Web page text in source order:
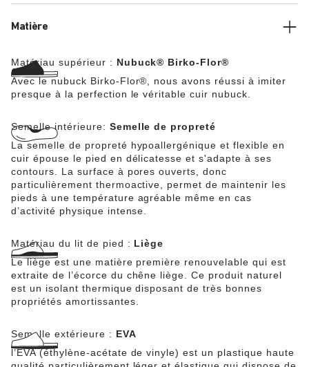
Matière
Matériau supérieur : Nubuck® Birko-Flor®
Avec le nubuck Birko-Flor®, nous avons réussi à imiter
presque à la perfection le véritable cuir nubuck.
Semelle intérieure: Semelle de propreté
La semelle de propreté hypoallergénique et flexible en
cuir épouse le pied en délicatesse et s'adapte à ses
contours. La surface à pores ouverts, donc
particulièrement thermoactive, permet de maintenir les
pieds à une température agréable même en cas
d’activité physique intense.
Matériau du lit de pied : Liège
Le liège est une matière première renouvelable qui est
extraite de l’écorce du chêne liège. Ce produit naturel
est un isolant thermique disposant de très bonnes
propriétés amortissantes.
Semelle extérieure : EVA
l’EVA (éthylène-acétate de vinyle) est un plastique haute